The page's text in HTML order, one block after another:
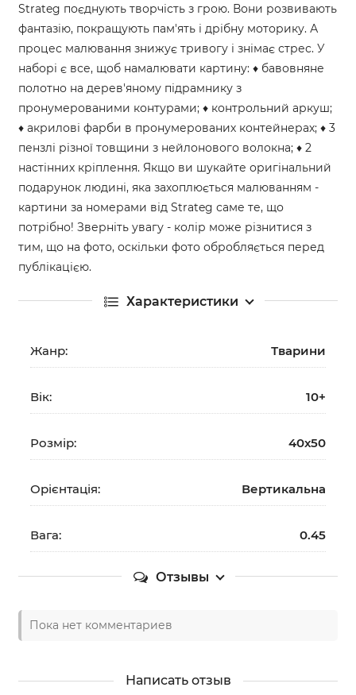
Strateg поєднують творчість з грою. Вони розвивають
фантазію, покращують пам'ять і дрібну моторику. А
процес малювання знижує тривогу і знімає стрес. У
наборі є все, щоб намалювати картину: ♦ бавовняне
полотно на дерев'яному підрамнику з
пронумерованими контурами; ♦ контрольний аркуш;
♦ акрилові фарби в пронумерованих контейнерах; ♦ 3
пензлі різної товщини з нейлонового волокна; ♦ 2
настінних кріплення. Якщо ви шукайте оригінальний
подарунок людині, яка захоплюється малюванням -
картини за номерами від Strateg саме те, що
потрібно! Зверніть увагу - колір може різнитися з
тим, що на фото, оскільки фото обробляється перед
публікацією.
Характеристики
Жанр: Тварини
Вік: 10+
Розмір: 40х50
Орієнтація: Вертикальна
Вага: 0.45
Отзывы
Пока нет комментариев
Написать отзыв